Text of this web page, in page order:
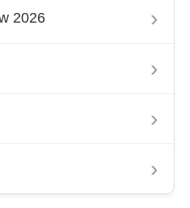
2026 ›
›
›
›